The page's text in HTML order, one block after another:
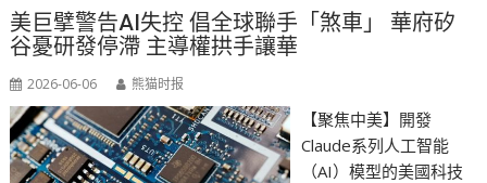
美巨擘警告AI失控 倡全球聯手「煞車」 華府矽
谷憂研發停滯 主導權拱手讓華
2026-06-06 熊猫时报
【聚焦中美】開發
Claude系列人工智能
（AI）模型的美國科技